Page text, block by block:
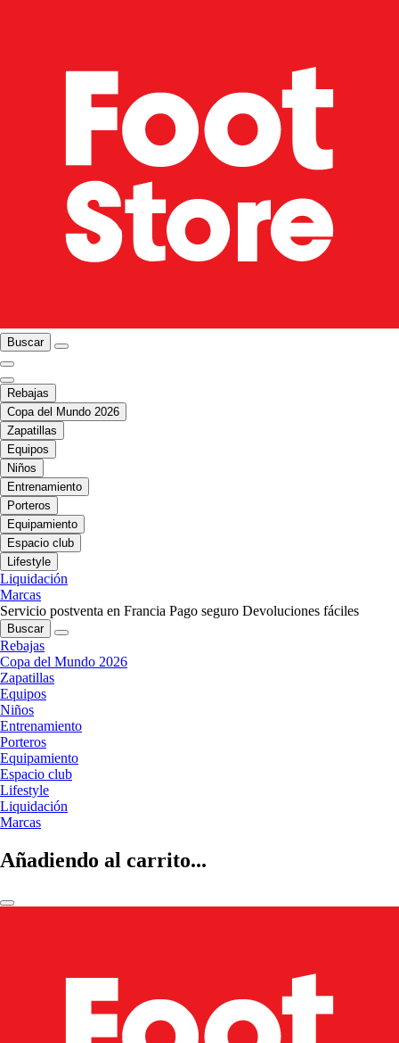
Buscar
Rebajas
Copa del Mundo 2026
Zapatillas
Equipos
Niños
Entrenamiento
Porteros
Equipamiento
Espacio club
Lifestyle
Liquidación
Marcas
Servicio postventa en Francia Pago seguro Devoluciones fáciles
Buscar
Rebajas
Copa del Mundo 2026
Zapatillas
Equipos
Niños
Entrenamiento
Porteros
Equipamiento
Espacio club
Lifestyle
Liquidación
Marcas
Añadiendo al carrito...